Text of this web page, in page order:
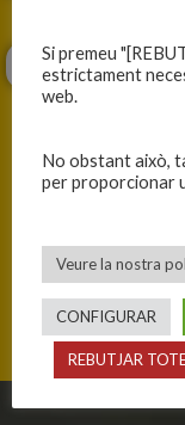
Si premeu
estrictament
web.
No obstant això,
per proporcionar
Veure la nostra
CONFIGURAR
REBUTJAR